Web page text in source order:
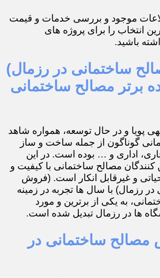
موجود و بررسی خدمات و قیمت
انتخاب را برای پروژه های
باشید.
ساختمانی در رزمال)
برتر مصالح ساختمانی
پویا و در حال توسعه، همواره شاهد
گوناگون از جمله ساخت و ساز
اداری و … بوده است. در این
کنندگان مصالح ساختمانی با کیفیت و
و غیرقابل انکار است. (فروش
رزمال) با سال ها تجربه در زمینه
به یکی از برترین و مورد
ها در رزمال تبدیل شده است.
ساختمانی در